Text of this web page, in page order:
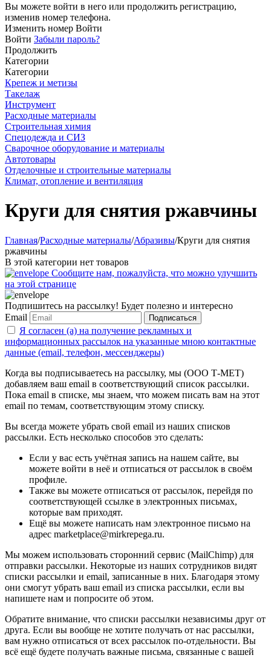
Вы можете войти в него или продолжить регистрацию,
изменив номер телефона.
Изменить номер Войти
Войти Забыли пароль?
Продолжить
Категории
Категории
Крепеж и метизы
Такелаж
Инструмент
Расходные материалы
Строительная химия
Спецодежда и СИЗ
Сварочное оборудование и материалы
Автотовары
Отделочные и строительные материалы
Климат, отопление и вентиляция
Круги для снятия ржавчины
Главная/Расходные материалы/Абразивы/Круги для снятия
ржавчины
В этой категории нет товаров
Сообщите нам, пожалуйста, что можно улучшить
на этой странице
Подпишитесь на рассылку! Будет полезно и интересно
Email
Подписаться
Я согласен (а) на получение рекламных и
информационных рассылок на указанные мною контактные
данные (email, телефон, мессенджеры)
Когда вы подписываетесь на рассылку, мы (ООО Т-МЕТ)
добавляем ваш email в соответствующий список рассылки.
Пока email в списке, мы знаем, что можем писать вам на этот
email по темам, соответствующим этому списку.
Вы всегда можете убрать свой email из наших списков
рассылки. Есть несколько способов это сделать:
Если у вас есть учётная запись на нашем сайте, вы
можете войти в неё и отписаться от рассылок в своём
профиле.
Также вы можете отписаться от рассылок, перейдя по
соответствующей ссылке в электронных письмах,
которые вам приходят.
Ещё вы можете написать нам электронное письмо на
адрес marketplace@mirkrepega.ru.
Мы можем использовать сторонний сервис (MailChimp) для
отправки рассылки. Некоторые из наших сотрудников видят
списки рассылки и email, записанные в них. Благодаря этому
они смогут убрать ваш email из списка рассылки, если вы
напишете нам и попросите об этом.
Обратите внимание, что списки рассылки независимы друг от
друга. Если вы вообще не хотите получать от нас рассылки,
вам нужно отписаться от всех рассылок по-отдельности. Вы
всё ещё будете получать важные письма, связанные с вашей